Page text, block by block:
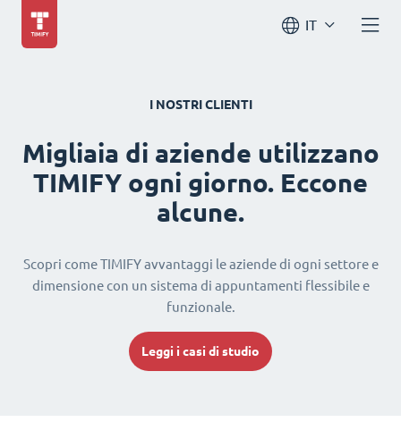
IT
I NOSTRI CLIENTI
Migliaia di aziende utilizzano
TIMIFY ogni giorno. Eccone
alcune.
Scopri come TIMIFY avvantaggi le aziende di ogni settore e
dimensione con un sistema di appuntamenti flessibile e
funzionale.
Leggi i casi di studio